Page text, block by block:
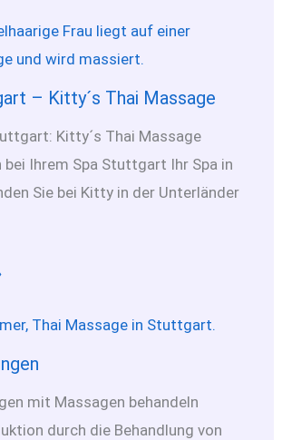
– Kitty´s Thai Massage
Kitty´s Thai Massage
bei Ihrem Spa Stuttgart Ihr Spa in
Sie bei Kitty in der Unterländer
mit Massagen behandeln
durch die Behandlung von